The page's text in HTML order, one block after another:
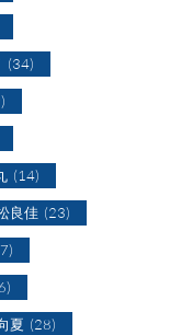
(34)
(14)
良佳 (23)
夏 (28)